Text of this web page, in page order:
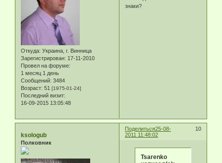
Откуда: Украина, г. Винница
Зарегистрирован: 17-11-2010
Провел на форуме:
1 месяц 1 день
Сообщений: 3484
Возраст: 51 [1975-01-24]
Последний визит:
16-09-2015 13:05:48
знаки?
Поделиться 10
25-08-
2011 11:48:02
ksologub
Полковник
Tsarenko